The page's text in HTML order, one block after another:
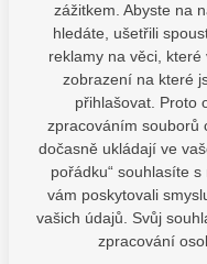
zážitkem. Abyste na
hledáte, ušetřili
reklamy na věci,
zobrazení na které
přihlašovat. Proto
zpracováním souborů
dočasně ukládají ve
pořádku“ souhlasíte
vám poskytovali
vašich údajů. Svůj
zpracování